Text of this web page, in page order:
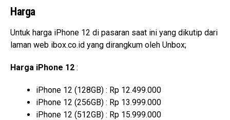
Harga
Untuk harga iPhone 12 di pasaran saat ini yang dikutip dari
laman web ibox.co.id yang dirangkum oleh Unbox;
Harga iPhone 12 :
iPhone 12 (128GB) : Rp 12.499.000
iPhone 12 (256GB) : Rp 13.999.000
iPhone 12 (512GB) : Rp 15.999.000